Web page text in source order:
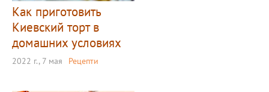
Как приготовить
Киевский торт в
домашних условиях
2022 г., 7 мая Рецепти